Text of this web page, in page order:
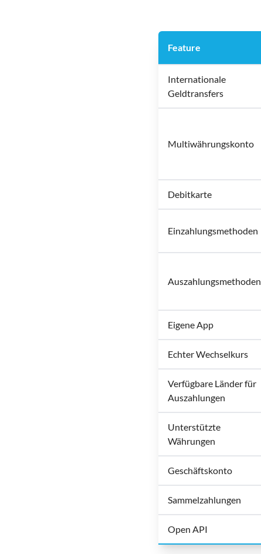
Feature
Internationale
Geldtransfers
Multiwährungskonto
Debitkarte
Einzahlungsmethoden
Auszahlungsmethoden
Eigene App
Echter Wechselkurs
Verfügbare Länder für
Auszahlungen
Unterstützte
Währungen
Geschäftskonto
Sammelzahlungen
Open API